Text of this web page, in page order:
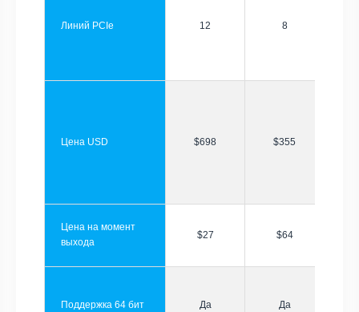
Линий PCIe 12 8
Цена USD $698 $355
Цена на момент
выхода
$27 $64
Поддержка 64 бит Да Да